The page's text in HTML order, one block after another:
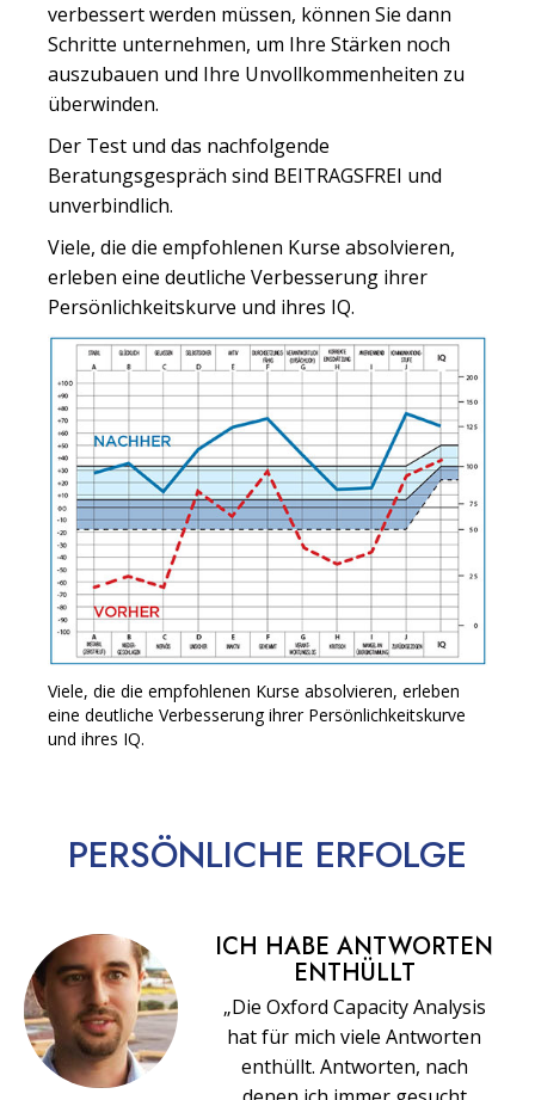
verbessert werden müssen, können Sie dann
Schritte unternehmen, um Ihre Stärken noch
auszubauen und Ihre Unvollkommenheiten zu
überwinden.
Der Test und das nachfolgende
Beratungsgespräch sind BEITRAGSFREI und
unverbindlich.
Viele, die die empfohlenen Kurse absolvieren,
erleben eine deutliche Verbesserung ihrer
Persönlichkeitskurve und ihres IQ.
Viele, die die empfohlenen Kurse absolvieren, erleben
eine deutliche Verbesserung ihrer Persönlichkeitskurve
und ihres IQ.
PERSÖNLICHE ERFOLGE
ICH HABE ANTWORTEN
ENTHÜLLT
„Die Oxford Capacity Analysis
hat für mich viele Antworten
enthüllt. Antworten, nach